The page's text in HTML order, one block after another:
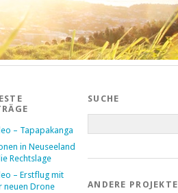
– Tapapakanga
in Neuseeland
Rechtslage
– Erstflug mit
neuen Drone
SUCHE
ANDERE PROJEKTE